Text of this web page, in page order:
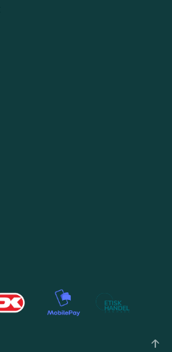
arrow_upward_alt